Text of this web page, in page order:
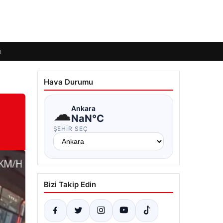
Hava Durumu
☁Ankara
NaN°C
ŞEHIR SEÇ
Bizi Takip Edin